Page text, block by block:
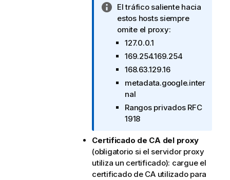
N
o
t
a
o
m
i
v
a
El tráfico saliente hacia
estos hosts siempre
omite el proxy:
127.0.0.1
169.254.169.254
168.63.129.16
metadata.google.inter
nal
Rangos privados RFC
1918
Certificado de CA del proxy
(obligatorio si el servidor proxy
utiliza un certificado): cargue el
certificado de CA utilizado para